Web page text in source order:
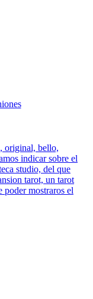
original, bello,
indicar sobre el
studio, del que
tarot, un tarot
poder mostraros el